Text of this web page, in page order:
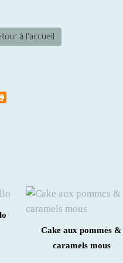
à l'accueil
Cake aux pommes &
caramels mous